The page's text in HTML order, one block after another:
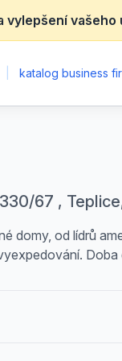
vylepšení
katalog business
67 ,
domy, od lídrů